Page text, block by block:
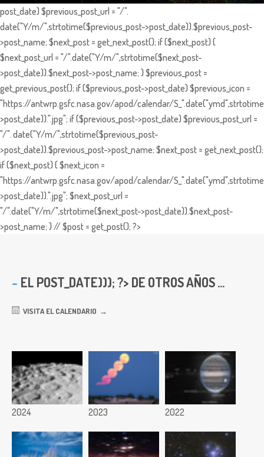
post_date) $previous_post_url = "/".
date("Y/m/",strtotime($previous_post->post_date)).$previous_post-
>post_name; $next_post = get_next_post(); if ($next_post) {
$next_post_url = "/".date("Y/m/",strtotime($next_post-
>post_date)).$next_post->post_name; } $previous_post =
get_previous_post(); if ($previous_post->post_date) $previous_icon =
"https://antwrp.gsfc.nasa.gov/apod/calendar/
>post_date)).".jpg"; if ($previous_post->post_date) $previous_post_url =
"/". date("Y/m/",strtotime($previous_post-
>post_date)).$previous_post->post_name; $next_post = get_next_post();
if ($next_post) { $next_icon =
"https://antwrp.gsfc.nasa.gov/apod/calendar/
>post_date)).".jpg"; $next_post_url =
"/".date("Y/m/",strtotime($next_post->post_date)).$next_post-
>post_name; } // $post = get_post(); ?>
EL POST_DATE))); ?> DE OTROS AÑOS ...
VISITA EL CALENDARIO
2024 2023 2022